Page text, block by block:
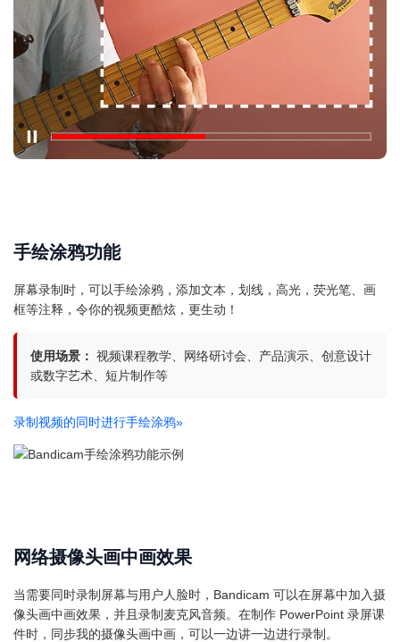
手绘涂鸦功能
屏幕录制时，可以手绘涂鸦，添加文本，划线，高光，荧光笔、画
框等注释，令你的视频更酷炫，更生动！
使用场景： 视频课程教学、网络研讨会、产品演示、创意设计
或数字艺术、短片制作等
录制视频的同时进行手绘涂鸦»
网络摄像头画中画效果
当需要同时录制屏幕与用户人脸时，Bandicam 可以在屏幕中加入摄
像头画中画效果，并且录制麦克风音频。在制作 PowerPoint 录屏课
件时，同步我的摄像头画中画，可以一边讲一边进行录制。